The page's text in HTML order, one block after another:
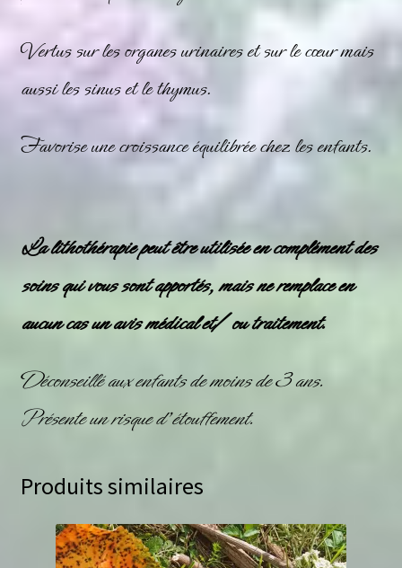
Vertus sur les organes urinaires et sur le cœur mais
aussi les sinus et le thymus.
Favorise une croissance équilibrée chez les enfants.
La lithothérapie peut être utilisée en complément des
soins qui vous sont apportés, mais ne remplace en
aucun cas un avis médical et/ ou traitement.
Déconseillé aux enfants de moins de 3 ans.
Présente un risque d’étouffement.
Produits similaires